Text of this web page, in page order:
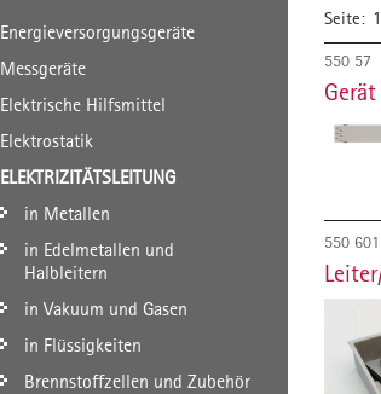
Energieversorgungsgeräte
Messgeräte
Elektrische Hilfsmittel
Elektrostatik
ELEKTRIZITÄTSLEITUNG
in Metallen
in Edelmetallen und
Halbleitern
in Vakuum und Gasen
in Flüssigkeiten
Brennstoffzellen und Zubehör
Seite: 1
550 57
550 601